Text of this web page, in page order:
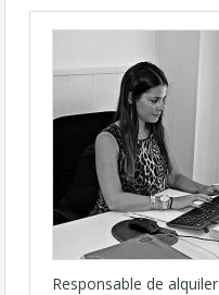
Responsable de alquiler